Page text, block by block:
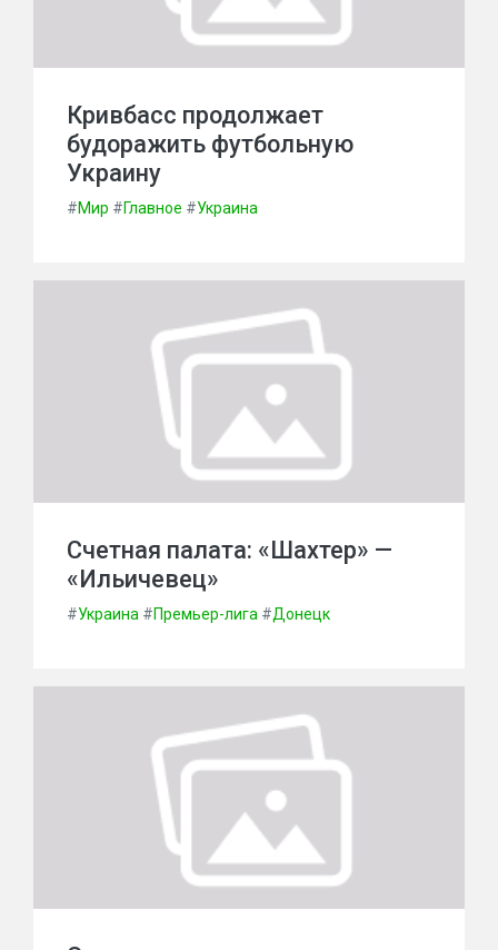
Кривбасс продолжает
будоражить футбольную
Украину
#Мир #Главное #Украина
Счетная палата: «Шахтер» —
«Ильичевец»
#Украина #Премьер-лига #Донецк